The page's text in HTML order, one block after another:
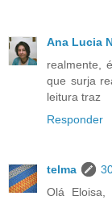
Ana Lucia
realmente,
que surja
leitura traz
Responder
telma
Olá Eloisa,